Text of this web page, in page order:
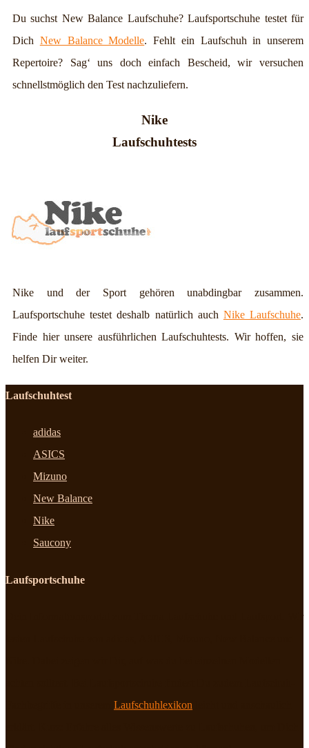
Du suchst New Balance Laufschuhe? Laufsportschuhe testet für
Dich New Balance Modelle. Fehlt ein Laufschuh in unserem
Repertoire? Sag‘ uns doch einfach Bescheid, wir versuchen
schnellstmöglich den Test nachzuliefern.
Nike
Laufschuhtests
Nike und der Sport gehören unabdingbar zusammen.
Laufsportschuhe testet deshalb natürlich auch Nike Laufschuhe.
Finde hier unsere ausführlichen Laufschuhtests. Wir hoffen, sie
helfen Dir weiter.
Laufschuhtest
adidas
ASICS
Mizuno
New Balance
Nike
Saucony
Laufsportschuhe
Laufschuhlexikon